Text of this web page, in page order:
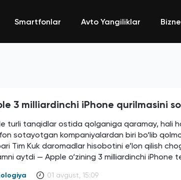
Smartfonlar Avto Yangiliklar
3 milliardinchi iPhone qurilmasini
turli tanqidlar ostida qolganiga qaramay, hali
sotayotgan kompaniyalardan biri bo‘lib
Tim Kuk daromadlar hisobotini e’lon qilish
aytdi — Apple o‘zining 3 milliardinchi iPhone
01 avgust, 15:09